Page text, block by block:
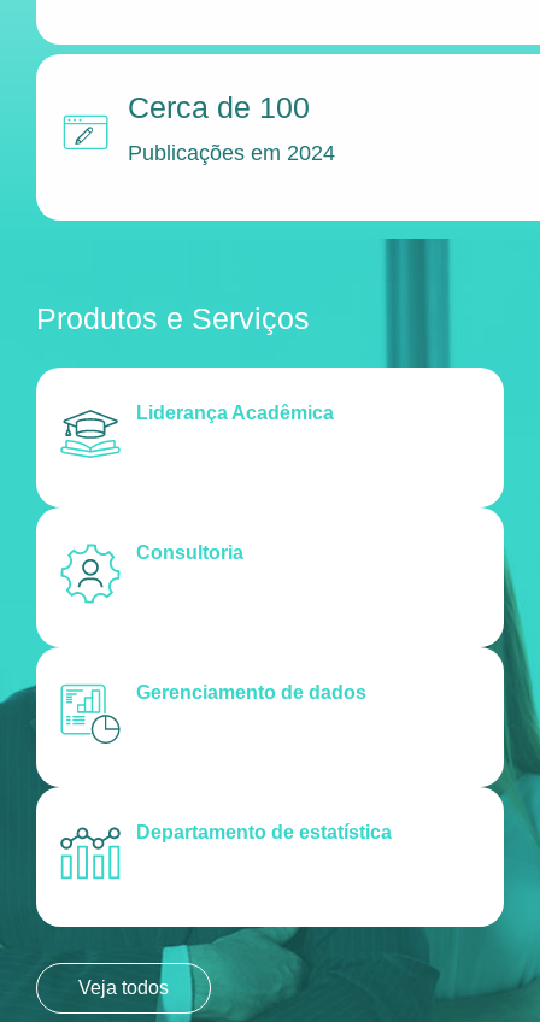
Cerca de 100
Publicações em 2024
Produtos e Serviços
Liderança Acadêmica
Consultoria
Gerenciamento de dados
Departamento de estatística
Veja todos